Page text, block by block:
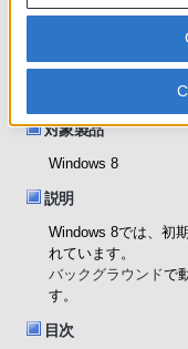
ハードディスクを最適
[ドライブの最適化]画面
対象製品
Windows 8
説明
Windows 8では、初
れています。
バックグラウンドで
す。
目次